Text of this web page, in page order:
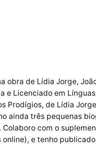
obra de Lídia Jorge,
e Licenciado em
Prodígios, de Lídia
ainda três pequenas
com o
e tenho